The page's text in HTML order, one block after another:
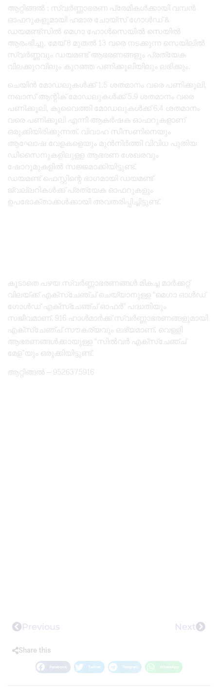
ആറ്റിങ്ങൽ : സ്വർണ്ണാഭരണ പ്രേമികൾക്കായി വമ്പൻ
ഓഫറുകളുമായി ഹമാര ചോയ്സ് ഗോൾഡ് &
ഡയമണ്ട്സിൽ മെഗാ ഹോൾസെയിൽ സെയിൽ
ആരംഭിച്ചു. മേയ് 8 മുതൽ 13 വരെ നടക്കുന്ന സെയിലിൽ
സ്വർണ്ണവും ഡയമണ്ട് ആഭരണങ്ങളും പ്രത്യേക
വിലക്കുറവിലും കുറഞ്ഞ പണിക്കൂലിയിലും ലഭിക്കും.
ചെയിൻ മോഡലുകൾക്ക് 1.5 ശതമാനം വരെ പണിക്കൂലി,
നഖാസ് ആന്റിക് മോഡലുകൾക്ക് 5.9 ശതമാനം വരെ
പണിക്കൂലി, കുവൈത്തി മോഡലുകൾക്ക് 6.4 ശതമാനം
വരെ പണിക്കൂലി എന്നീ ആകർഷക ഓഫറുകളാണ്
ഒരുക്കിയിരിക്കുന്നത്. വിവാഹ സീസണിനെയും
ആഘോഷ വേളകളെയും മുൻനിർത്തി വിവിധ പുതിയ
ഡിസൈനുകളിലുള്ള ആഭരണ ശേഖരവും
ഷോറൂമുകളിൽ സജ്ജമാക്കിയിട്ടുണ്ട്.
ഡയമണ്ട് ഫെസ്റ്റിന്റെ ഭാഗമായി ഡയമണ്ട്
ജ്വല്ലറികൾക്ക് പ്രത്യേക ഓഫറുകളും
ഉപഭോക്താക്കൾക്കായി അവതരിപ്പിച്ചിട്ടുണ്ട്.
കൂടാതെ പഴയ സ്വർണ്ണാഭരണങ്ങൾ മികച്ച മാർക്കറ്റ്
വിലയ്ക്ക് എക്സ്ചേഞ്ച് ചെയ്യാനുള്ള “മെഗാ ഓൾഡ്
ഗോൾഡ് എക്സ്ചേഞ്ച് ഓഫർ” പദ്ധതിയും
സജീവമാണ്. 916 ഹാൾമാർക്ക് സ്വർണ്ണാഭരണങ്ങളുമായി
എക്സ്ചേഞ്ച് സൗകര്യവും ലഭ്യമാണ്. വെള്ളി
ആഭരണങ്ങൾക്കായുള്ള “സിൽവർ എക്സ്ചേഞ്ച്
മേള”യും ഒരുക്കിയിട്ടുണ്ട്.
ആറ്റിങ്ങൽ – 9526375916
Previous Next
Share this
Facebook Twitter Telegram WhatsApp